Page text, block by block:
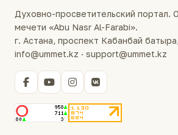
Духовно-просветительский портал.
мечети «Abu Nasr Al-Farabi».
г. Астана, проспект Кабанбай
info@ummet.kz · support@ummet.kz